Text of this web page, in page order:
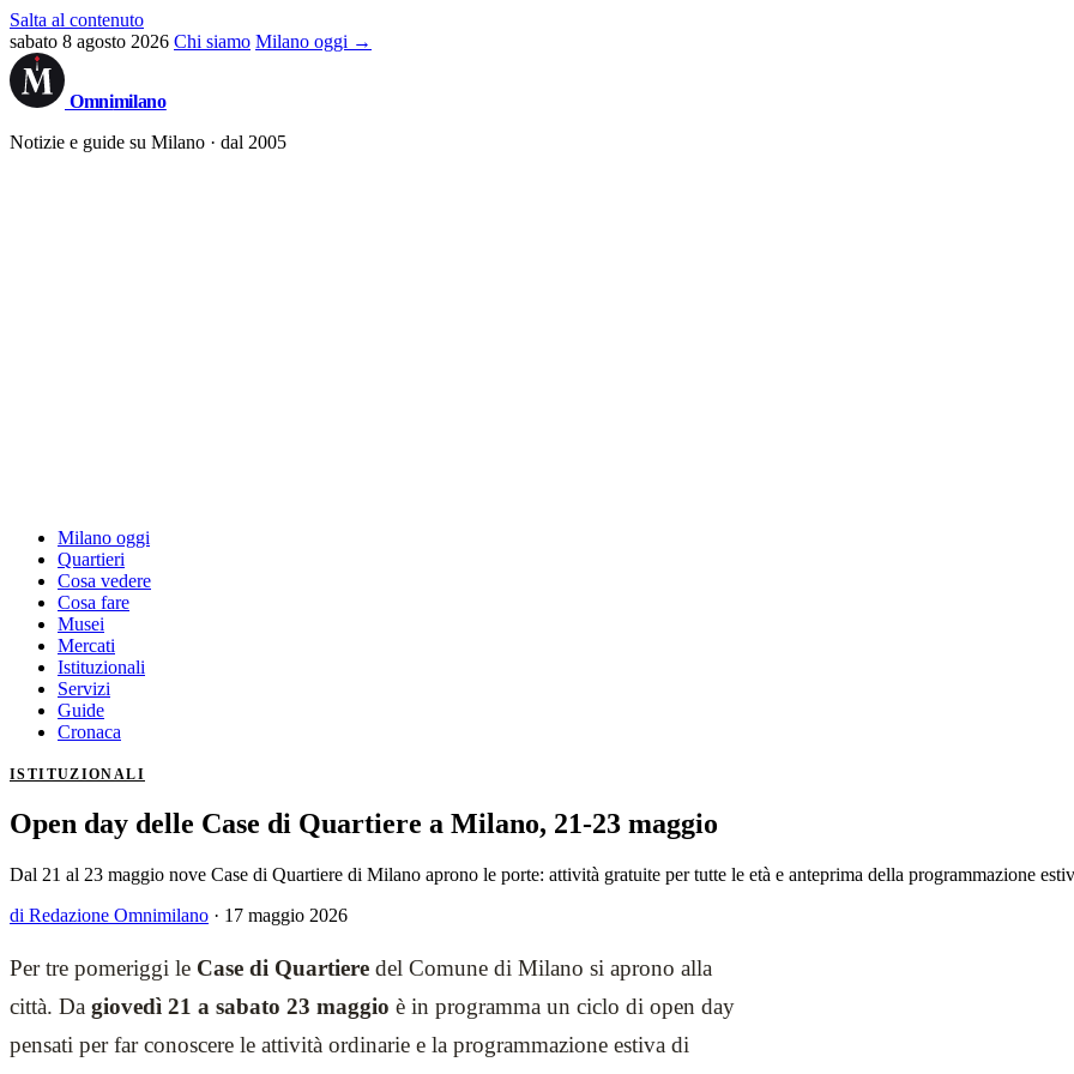
Salta al contenuto
sabato 8 agosto 2026 Chi siamo Milano oggi →
Omnimilano
Notizie e guide su Milano · dal 2005
Milano oggi
Quartieri
Cosa vedere
Cosa fare
Musei
Mercati
Istituzionali
Servizi
Guide
Cronaca
ISTITUZIONALI
Open day delle Case di Quartiere a Milano, 21-23 maggio
Dal 21 al 23 maggio nove Case di Quartiere di Milano aprono le porte: attività gratuite per tutte le età e anteprima della programmazione
di Redazione Omnimilano · 17 maggio 2026
Per tre pomeriggi le Case di Quartiere del Comune di Milano si aprono alla
città. Da giovedì 21 a sabato 23 maggio è in programma un ciclo di open day
pensati per far conoscere le attività ordinarie e la programmazione estiva di